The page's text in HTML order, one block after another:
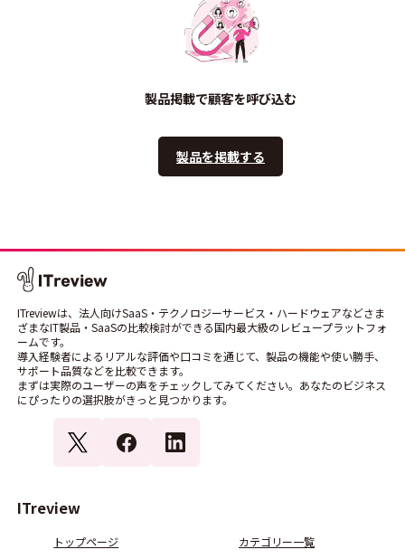
製品掲載で顧客を呼び込む
製品を掲載する
ITreviewは、法人向けSaaS・テクノロジーサービス・ハードウェアなどさま
ざまなIT製品・SaaSの比較検討ができる国内最大級のレビュープラットフォ
ームです。
導入経験者によるリアルな評価や口コミを通じて、製品の機能や使い勝手、
サポート品質などを比較できます。
まずは実際のユーザーの声をチェックしてみてください。あなたのビジネス
にぴったりの選択肢がきっと見つかります。
ITreview
トップページ
カテゴリー一覧